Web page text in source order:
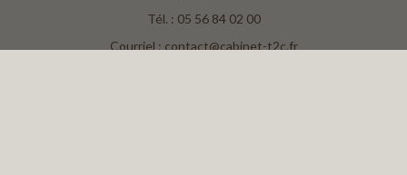
Tél. : 05 56 84 02 00
Courriel : contact@cabinet-t2c.fr